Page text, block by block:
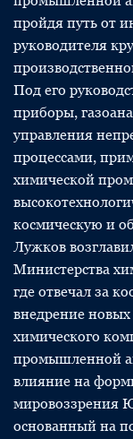
пройдя путь от
руководителя
Под его
приборы,
управления
процессами,
химической
космическую и
Лужков
Министерства
где отвечал за
внедрение
химического
промышленной
влияние на
мировоззрения
основанный на